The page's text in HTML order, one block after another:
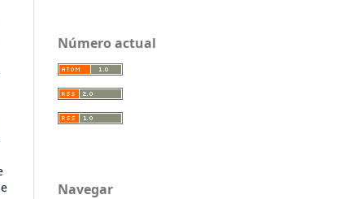
Número actual
Navegar